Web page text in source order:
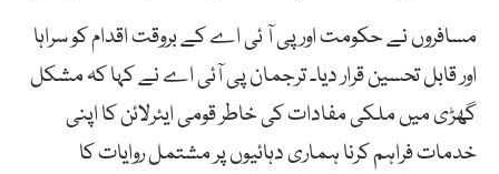
مسافروں نے حکومت اور پی آ ئی اے کے بروقت اقدام کو سراہا
اور قابل تحسین قرار دیا۔ ترجمان پی آئی اے نے کہا کہ مشکل
گھڑی میں ملکی مفادات کی خاطر قومی ایئرلائن کا اپنی
خدمات فراہم کرنا ہماری دہائیوں پر مشتمل روایات کا